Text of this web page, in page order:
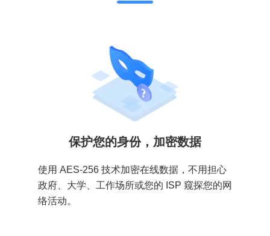
保护您的身份，加密数据
使用 AES-256 技术加密在线数据，不用担心
政府、大学、工作场所或您的 ISP 窥探您的网
络活动。